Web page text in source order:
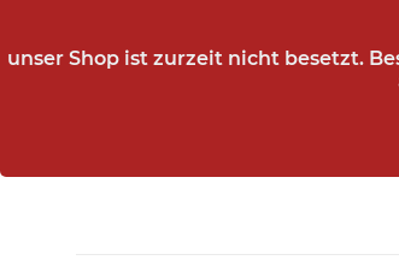
unser Shop ist zurzeit nicht besetzt.